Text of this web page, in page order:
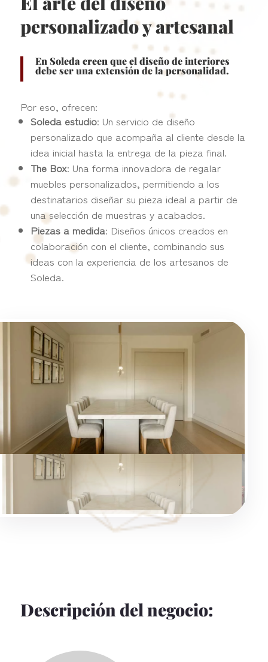
personalizado y artesanal
En Soleda creen que el diseño de interiores
debe ser una extensión de la personalidad.
Por eso, ofrecen:
Soleda estudio: Un servicio de diseño
personalizado que acompaña al cliente desde la
idea inicial hasta la entrega de la pieza final.
The Box: Una forma innovadora de regalar
muebles personalizados, permitiendo a los
destinatarios diseñar su pieza ideal a partir de
una selección de muestras y acabados.
Piezas a medida: Diseños únicos creados en
colaboración con el cliente, combinando sus
ideas con la experiencia de los artesanos de
Soleda.
Descripción del negocio: